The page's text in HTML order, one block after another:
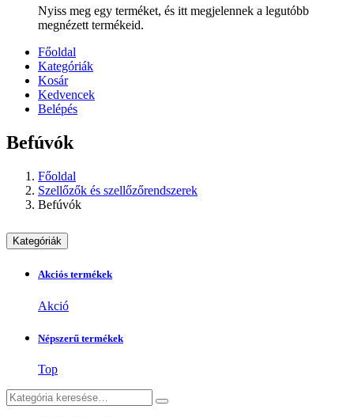
Nyiss meg egy terméket, és itt megjelennek a legutóbb
megnézett termékeid.
Főoldal
Kategóriák
Kosár
Kedvencek
Belépés
Befúvók
Főoldal
Szellőzők és szellőzőrendszerek
Befúvók
Kategóriák
Akciós termékek
Akció
Népszerű termékek
Top